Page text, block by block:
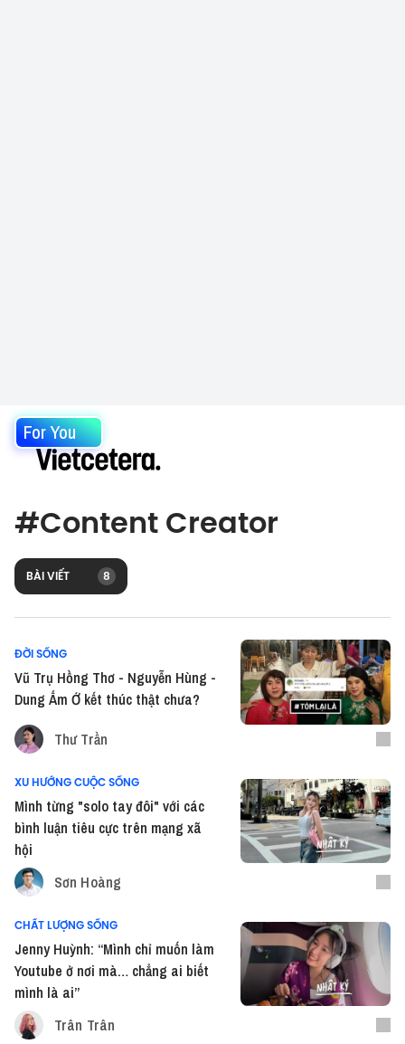
For You
#Content Creator
BÀI VIẾT 8
ĐỜI SỐNG
Vũ Trụ Hồng Thơ - Nguyễn Hùng -
Dung Ấm Ớ kết thúc thật chưa?
Thư Trần
XU HƯỚNG CUỘC SỐNG
Mình từng "solo tay đôi" với các
bình luận tiêu cực trên mạng xã
hội
Sơn Hoàng
CHẤT LƯỢNG SỐNG
Jenny Huỳnh: “Mình chỉ muốn làm
Youtube ở nơi mà… chẳng ai biết
mình là ai”
Trân Trân